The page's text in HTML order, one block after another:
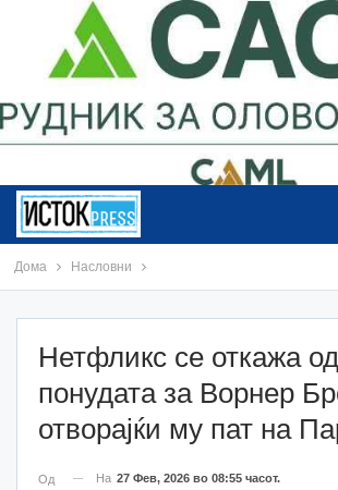
Дома Насловни
Нетфликс се откажа од
понудата за Ворнер
отворајќи му пат на
Од На 27 Фев, 2026 во 08:55 часот.